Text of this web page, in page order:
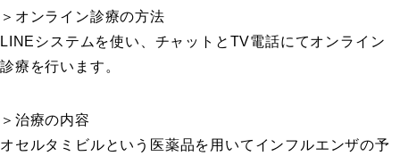
＞オンライン診療の方法
LINEシステムを使い、チャットとTV電話にてオンライン
診療を行います。
＞治療の内容
オセルタミビルという医薬品を用いてインフルエンザの予